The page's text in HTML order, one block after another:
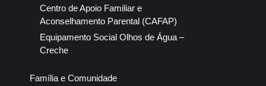
Centro de Apoio Familiar e
Aconselhamento Parental (CAFAP)
Equipamento Social Olhos de Água –
Creche
Família e Comunidade